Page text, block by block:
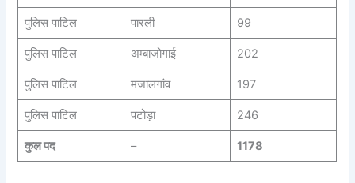
पुलिस पाटिल पारली 99
पुलिस पाटिल अम्बाजोगाई 202
पुलिस पाटिल मजालगांव 197
पुलिस पाटिल पटोड़ा 246
कुल पद – 1178